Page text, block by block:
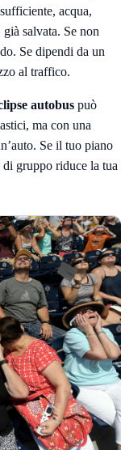
acqua,
salvata. Se non
Se dipendi da un
al traffico.
autobus può
ma con una
Se il tuo piano
gruppo riduce la tua